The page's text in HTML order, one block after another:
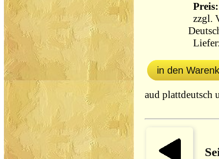
zzgl.
in den
aud plattdeutsch